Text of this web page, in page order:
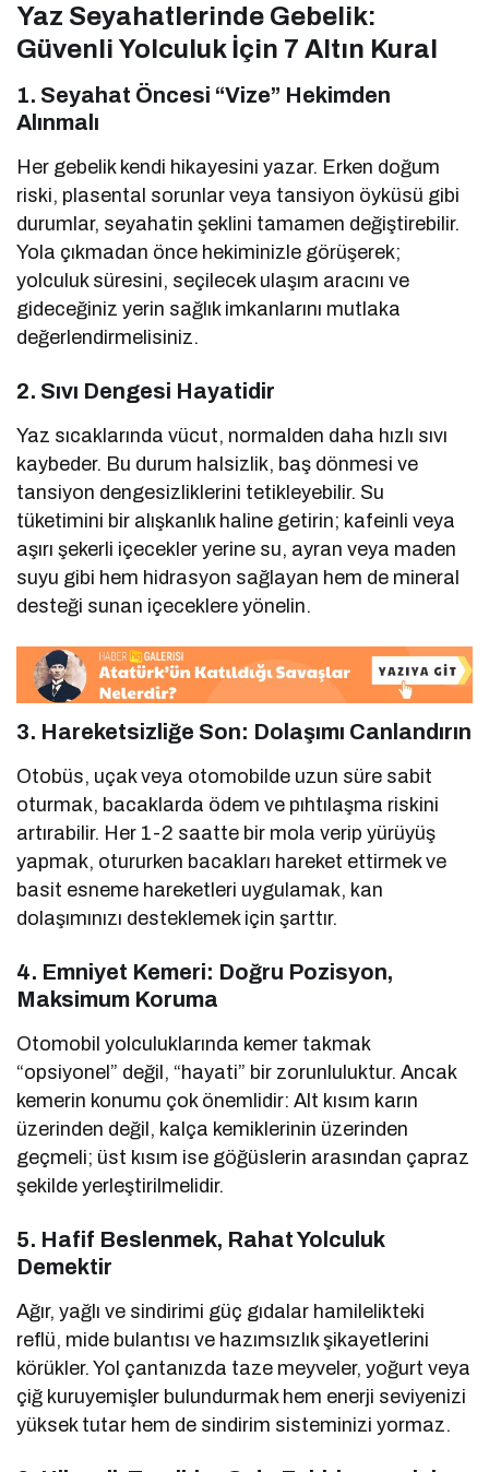
Yaz Seyahatlerinde Gebelik:
Güvenli Yolculuk İçin 7 Altın Kural
1. Seyahat Öncesi “Vize” Hekimden
Alınmalı
Her gebelik kendi hikayesini yazar. Erken doğum
riski, plasental sorunlar veya tansiyon öyküsü gibi
durumlar, seyahatin şeklini tamamen değiştirebilir.
Yola çıkmadan önce hekiminizle görüşerek;
yolculuk süresini, seçilecek ulaşım aracını ve
gideceğiniz yerin sağlık imkanlarını mutlaka
değerlendirmelisiniz.
2. Sıvı Dengesi Hayatidir
Yaz sıcaklarında vücut, normalden daha hızlı sıvı
kaybeder. Bu durum halsizlik, baş dönmesi ve
tansiyon dengesizliklerini tetikleyebilir. Su
tüketimini bir alışkanlık haline getirin; kafeinli veya
aşırı şekerli içecekler yerine su, ayran veya maden
suyu gibi hem hidrasyon sağlayan hem de mineral
desteği sunan içeceklere yönelin.
3. Hareketsizliğe Son: Dolaşımı Canlandırın
Otobüs, uçak veya otomobilde uzun süre sabit
oturmak, bacaklarda ödem ve pıhtılaşma riskini
artırabilir. Her 1-2 saatte bir mola verip yürüyüş
yapmak, otururken bacakları hareket ettirmek ve
basit esneme hareketleri uygulamak, kan
dolaşımınızı desteklemek için şarttır.
4. Emniyet Kemeri: Doğru Pozisyon,
Maksimum Koruma
Otomobil yolculuklarında kemer takmak
“opsiyonel” değil, “hayati” bir zorunluluktur. Ancak
kemerin konumu çok önemlidir: Alt kısım karın
üzerinden değil, kalça kemiklerinin üzerinden
geçmeli; üst kısım ise göğüslerin arasından çapraz
şekilde yerleştirilmelidir.
5. Hafif Beslenmek, Rahat Yolculuk
Demektir
Ağır, yağlı ve sindirimi güç gıdalar hamilelikteki
reflü, mide bulantısı ve hazımsızlık şikayetlerini
körükler. Yol çantanızda taze meyveler, yoğurt veya
çiğ kuruyemişler bulundurmak hem enerji seviyenizi
yüksek tutar hem de sindirim sisteminizi yormaz.